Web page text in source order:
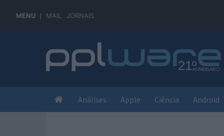
MENU MAIL JORNAIS
Análises Apple Ciência Android